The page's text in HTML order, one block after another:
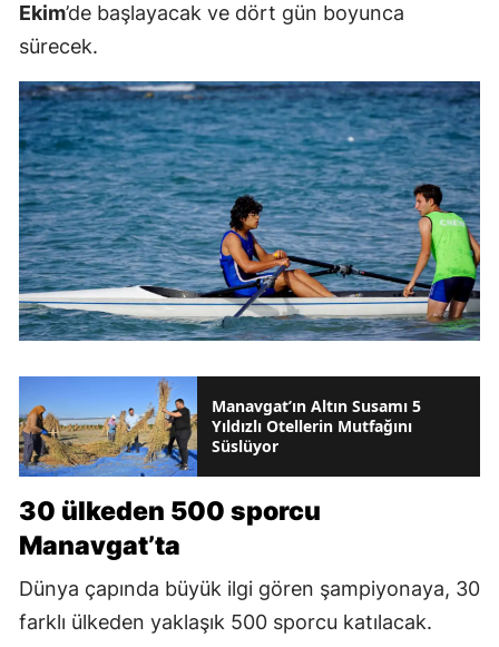
Ekim’de başlayacak ve dört gün boyunca
sürecek.
Manavgat’ın Altın Susamı 5
Yıldızlı Otellerin Mutfağını
Süslüyor
30 ülkeden 500 sporcu
Manavgat’ta
Dünya çapında büyük ilgi gören şampiyonaya, 30
farklı ülkeden yaklaşık 500 sporcu katılacak.